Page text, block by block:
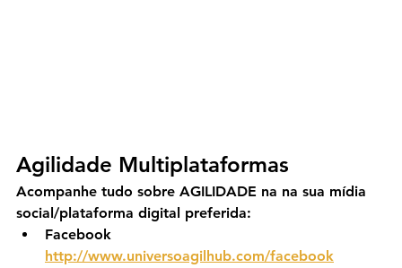
Agilidade Multiplataformas
Acompanhe tudo sobre AGILIDADE na na sua mídia
social/plataforma digital preferida:
Facebook
http://www.universoagilhub.com/facebook